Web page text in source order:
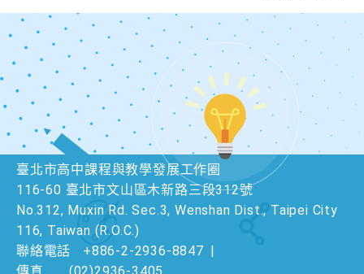
臺北市高中課程與教學發展工作圈
116-60 臺北市文山區木新路三段312號
No.312, Muxin Rd. Sec.3, Wenshan Dist., Taipei City
116, Taiwan (R.O.C.)
聯絡電話
+886-2-2936-8847 |